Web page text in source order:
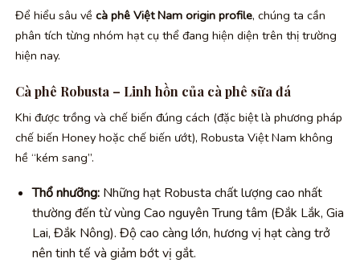
Để hiểu sâu về cà phê Việt Nam origin profile, chúng ta cần
phân tích từng nhóm hạt cụ thể đang hiện diện trên thị trường
hiện nay.
Cà phê Robusta – Linh hồn của cà phê sữa đá
Khi được trồng và chế biến đúng cách (đặc biệt là phương pháp
chế biến Honey hoặc chế biến ướt), Robusta Việt Nam không
hề “kém sang”.
Thổ nhưỡng:Những hạt Robusta chất lượng cao nhất
thường đến từ vùng Cao nguyên Trung tâm (Đắk Lắk, Gia
Lai, Đắk Nông). Độ cao càng lớn, hương vị hạt càng trở
nên tinh tế và giảm bớt vị gắt.